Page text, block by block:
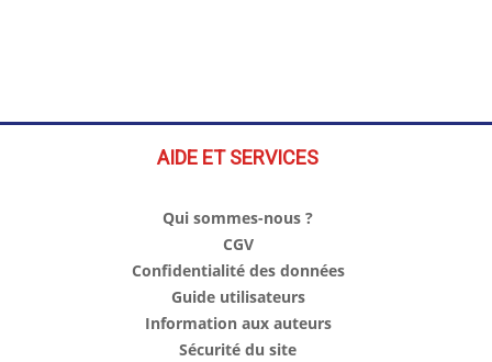
AIDE ET SERVICES
Qui sommes-nous ?
CGV
Confidentialité des données
Guide utilisateurs
Information aux auteurs
Sécurité du site